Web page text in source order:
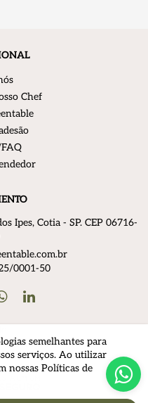
Chef
Ipes, Cotia - SP. CEP 06716-
0001-50
WhatsApp
Linkedin
semelhantes para
serviços. Ao utilizar
nossas Políticas de